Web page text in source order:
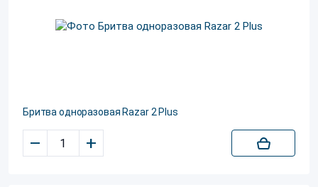
Бритва одноразовая Razar 2 Plus
– +